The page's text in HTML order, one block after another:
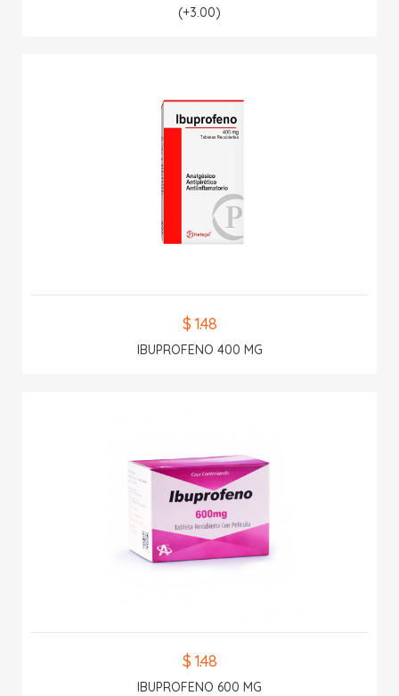
(+3.00)
$ 1.48
IBUPROFENO 400 MG
$ 1.48
IBUPROFENO 600 MG